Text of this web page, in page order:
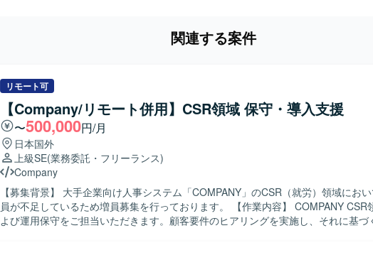
関連する案件
リモート可
【Company/リモート併用】CSR領域 保守・導入支援
〜500,000円/月
日本国外
上級SE(業務委託・フリーランス)
Company
【募集背景】 大手企業向け人事システム「COMPANY」のCSR（就労）領域にお
員が不足しているため増員募集を行っております。 【作業内容】 COMPANY CSR領域の設定お
よび運用保守をご担当いただきます。顧客要件のヒアリングを実施し、それに基づ